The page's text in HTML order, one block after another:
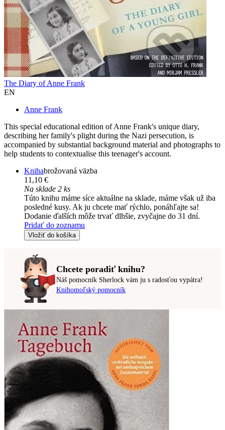
The Diary of Anne Frank
EN
Anne Frank
This special educational edition of Anne Frank's unique diary,
describing her family's plight during the Nazi persecution, is
accompanied by substantial background material and photographs to
help students to contextualise this teenager's account.
Knihabrožovaná väzba
11,10 €
Na sklade 2 ks
Túto knihu máme síce aktuálne na sklade, máme však už iba
posledné kusy. Ak ju chcete mať rýchlo, ponáhľajte sa!
Dodanie ďalších môže trvať dlhšie, zvyčajne do 31 dní.
Pridať do zoznamu
Vložiť do košíka
Chcete poradiť knihu?
Náš pomocník Sherlock vám ju s radosťou vypátra!
Knihomoľský pomocník